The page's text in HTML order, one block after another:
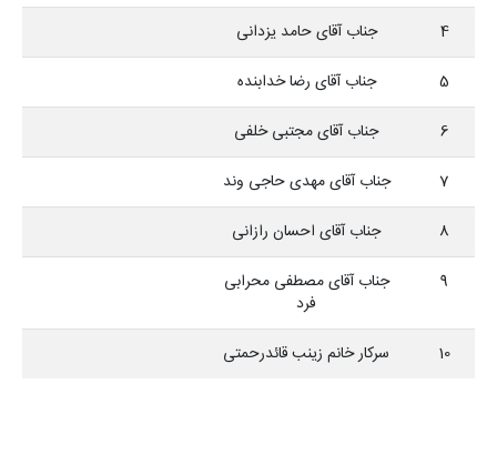
4
جناب آقای حامد یزدانی
5
جناب آقای رضا خدابنده
6
جناب آقای مجتبی خلفی
7
جناب آقای مهدی حاجی وند
8
جناب آقای احسان رازانی
9
جناب آقای مصطفی محرابی
فرد
10
سرکار خانم زینب قائدرحمتی